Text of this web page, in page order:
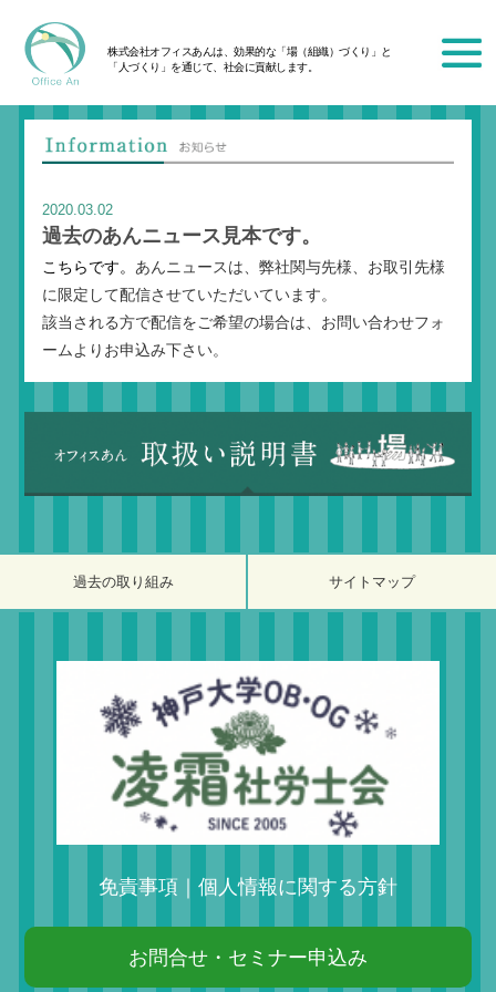
株式会社オフィスあんは、効果的な「場（組織）づくり」と
「人づくり」を通じて、社会に貢献します。
2020.03.02
過去のあんニュース見本です。
こちらです。 あんニュースは、弊社関与先様、お取引先様
に限定して配信させていただいています。
該当される方で配信をご希望の場合は、お問い合わせフォ
ームよりお申込み下さい。
過去の取り組み サイトマップ
免責事項 個人情報に関する方針
お問合せ・セミナー申込み